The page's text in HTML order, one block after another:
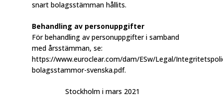
snart bolagsstämman hållits.
Behandling av personuppgifter
För behandling av personuppgifter i samband
med årsstämman, se:
https://www.euroclear.com/dam/ESw/Legal/
bolagsstammor-svenska.pdf.
Stockholm i mars 2021